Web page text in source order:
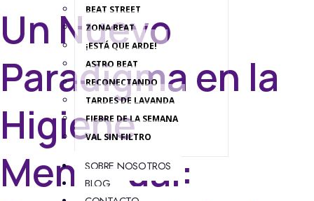
BEAT STREET
ZONA BEAT
¡ESTÁ QUE ARDE!
ASTRO BEAT
RECONECTANDO
TARDES DE LAVANDA
FIEBRE DE LA SEMANA
VAL SIN FILTRO
SOBRE NOSOTROS
BLOG
Un Nuevo
Paradigma en la
Higiene
Menstrual: